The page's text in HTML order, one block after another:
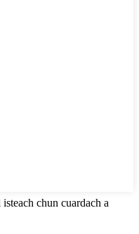
chun cuardach a